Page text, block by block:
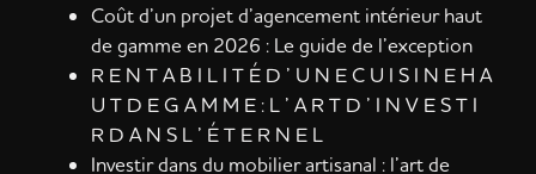
Coût d’un projet d’agencement intérieur haut
de gamme en 2026 : Le guide de l’exception
R E N T A B I L I T É D ’ U N E C U I S I N E H A
U T D E G A M M E : L ’ A R T D ’ I N V E S T I
R D A N S L ’ É T E R N E L
Investir dans du mobilier artisanal : l’art de